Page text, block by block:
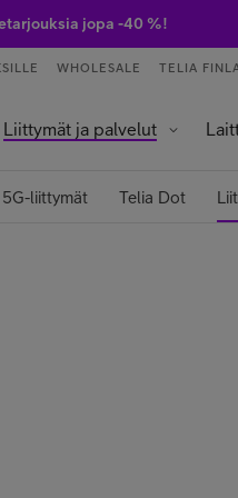
jopa -40 %!
WHOLESALE TELIA
Liittymät ja palvelut
5G-liittymät Telia Dot